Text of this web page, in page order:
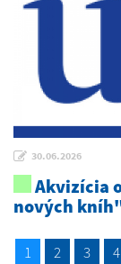
30.06.2026
Akvizícia
nových
1 2 3 4